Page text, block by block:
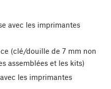
avec les imprimantes
(clé/douille de 7 mm non
assemblées et les kits)
les imprimantes